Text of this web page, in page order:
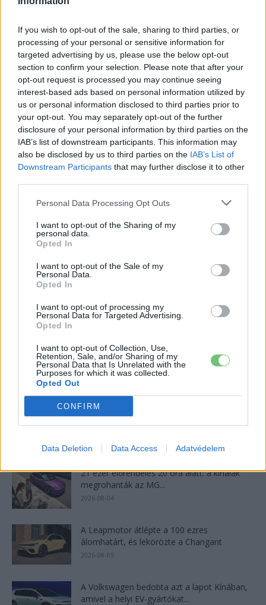
If you wish to opt-out of the sale, sharing to third parties, or
processing of your personal or sensitive information for
targeted advertising by us, please use the below opt-out
section to confirm your selection. Please note that after your
opt-out request is processed you may continue seeing
interest-based ads based on personal information utilized by
us or personal information disclosed to third parties prior to
your opt-out. You may separately opt-out of the further
disclosure of your personal information by third parties on the
IAB’s list of downstream participants. This information may
also be disclosed by us to third parties on the IAB’s List of
Downstream Participants that may further disclose it to other
Personal Data Processing Opt Outs
I want to opt-out of the Sharing of my
personal data.
Opted In
I want to opt-out of the Sale of my
Personal Data.
Opted In
I want to opt-out of processing my
Personal Data for Targeted Advertising.
Opted In
I want to opt-out of Collection, Use,
Retention, Sale, and/or Sharing of my
Personal Data that Is Unrelated with the
Purposes for which it was collected.
Opted Out
CONFIRM
Data Deletion Data Access Adatvédelem
Mínusz 20 fokon sem adja fel, 6,4 perc alatt
feltölt az új szilárdtest-akku
Kovács Kata - 2026-06-13
1,5 milliárd euróval próbálja Brüsszel
elkerülni a következő Northvolt-csődöt
Kovács Kata - 2026-06-12
Lítium nélkül, 600 kilométerrel — érkezik az
akkumulátor, amire 50 éve várunk
Zsákutcának hitték — most a Nissan szerint
ez lehet az akkumulátorok jövője
Kovács Kata
Legolvasottabb cikkek
Kína szigorú határt szabott: legfeljebb 5%
lehet a hiba az elektromos...
9 perc töltés, 450 kilométer hatótáv – ezzel
indulhat harcba a...
21 ezer előrendelés 20 óra alatt: a kínaiak
megrohanták az MG...
2026-08-04
A Leapmotor átlépte a 100 ezres
álomhatárt, és lekörözte a Changant
2026-08-05
A Volkswagen bedobta azt a lapot Kínában,
amivel a helyi EV-gyártókat...